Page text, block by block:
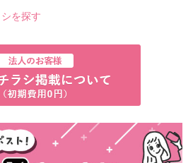
を探す